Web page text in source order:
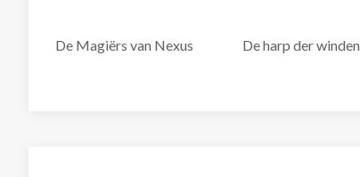
De Magiërs van Nexus De harp der winden